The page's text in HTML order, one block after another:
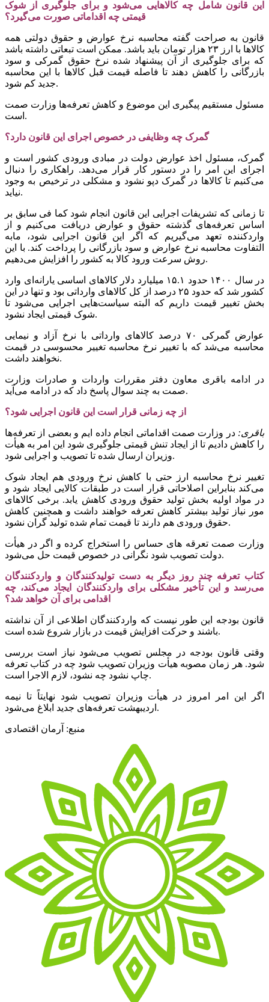
این قانون شامل چه کالاهایی می‌شود و برای جلوگیری از شوک
قیمتی چه اقداماتی صورت می‌گیرد؟
قانون به صراحت گفته محاسبه نرخ عوارض و حقوق دولتی همه
کالاها با ارز ۲۳ هزار تومان باید باشد. ممکن است تبعاتی داشته باشد
که برای جلوگیری از آن پیشنهاد شده نرخ حقوق گمرکی و سود
بازرگانی را کاهش دهند تا فاصله قیمت قبل کالاها با این محاسبه
جدید کم شود.
مسئول مستقیم پیگیری این موضوع و کاهش تعرفه‌ها وزارت صمت
است.
گمرک چه وظایفی در خصوص اجرای این قانون دارد؟
گمرک، مسئول اخذ عوارض دولت در مبادی ورودی کشور است و
اجرای این امر را در دستور کار قرار می‌دهد. راهکاری را دنبال
می‌کنیم تا کالاها در گمرک دپو نشود و مشکلی در ترخیص به وجود
نیاید.
تا زمانی که تشریفات اجرایی این قانون انجام شود کما فی سابق بر
اساس تعرفه‌های گذشته حقوق و عوارض دریافت می‌کنیم و از
واردکننده تعهد می‌گیریم که اگر این قانون اجرایی شود، مابه
التفاوت محاسبه نرخ عوارض و سود بازرگانی را پرداخت کند. با این
روش سرعت ورود کالا به کشور را افزایش می‌دهیم.
در سال ۱۴۰۰ حدود ۱۵.۱ میلیارد دلار کالاهای اساسی یارانه‌ای وارد
کشور شد که حدود ۲۵ درصد از کل کالاهای وارداتی بود و تنها در این
بخش تغییر قیمت داریم که البته سیاست‌هایی اجرایی می‌شود تا
شوک قیمتی ایجاد نشود.
عوارض گمرکی ۷۰ درصد کالاهای وارداتی با نرخ آزاد و نیمایی
محاسبه می‌شد که با تغییر نرخ محاسبه تغییر محسوسی در قیمت
نخواهند داشت.
در ادامه باقری معاون دفتر مقررات واردات و صادرات وزارت
صمت به چند سوال پاسخ داد که در ادامه می‌آید.
از چه زمانی قرار است این قانون اجرایی شود؟
باقری: در وزارت صمت اقداماتی انجام داده ایم و بعضی از تعرفه‌ها
را کاهش دادیم تا از ایجاد تنش قیمتی جلوگیری شود این امر به هیأت
وزیران ارسال شده تا تصویب و اجرایی شود.
تغییر نرخ محاسبه ارز حتی با کاهش نرخ ورودی هم ایجاد شوک
می‌کند بنابراین اصلاحاتی قرار است در طبقات کالایی ایجاد شود و
در مواد اولیه بخش تولید حقوق ورودی کاهش یابد. برخی کالاهای
مور نیاز تولید بیشتر کاهش تعرفه خواهند داشت و همچنین کاهش
حقوق ورودی هم دارند تا قیمت تمام شده تولید گران نشود.
وزارت صمت تعرقه های حساس را استخراج کرده و اگر در هیأت
دولت تصویب شود نگرانی در خصوص قیمت حل می‌شود.
کتاب تعرفه چند روز دیگر به دست تولیدکنندگان و واردکنندگان
می‌رسد و این تأخیر مشکلی برای واردکنندگان ایجاد می‌کند، چه
اقدامی برای آن خواهد شد؟
قانون بودجه این طور نیست که واردکنندگان اطلاعی از آن نداشته
باشند و حرکت افزایش قیمت در بازار شروع شده است.
وقتی قانون بودجه در مجلس تصویب می‌شود نیاز است بررسی
شود. هر زمان مصوبه هیأت وزیران تصویب شود چه در کتاب تعرفه
چاپ نشود چه نشود، لازم الاجرا است.
اگر این امر امروز در هیأت وزیران تصویب شود نهایتاً تا نیمه
اردیبهشت تعرفه‌های جدید ابلاغ می‌شود.
منبع: آرمان اقتصادی